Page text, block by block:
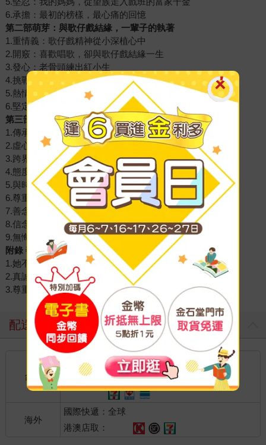
6.承擔：最初的榜樣，最心痛的回憶
第二部萌芽：與歌仔戲結緣，一輩子的執著
1.重情義：歌仔戲精神從小深植心中
2.開竅：喜歡唱歌，卻與歌仔戲結緣一生
3.發心：老骨頭練出紅小生
4.挑戰：賠錢生意，我做！
5.熱情：我決定「嫁給」歌仔戲
6.堅定：異於常人的表演者
第三部盛開：左手創新，右手傳統，拚出一片天
1.傳承：老師兩字，是我一生的功課
2.虛心學習：東方演員與西方劇場的偶遇
3.跨界：勇於創新，跳出傳統框架
4.態度：讓戲劇成為可以帶走的影響力
5.與時俱進：回顧過往，珍惜現在，共創未來
6.尊重生命：毛小孩也是親親家人
7.善念：體悟生命，發願終生茹素
8.信念：以戲弘法，堅定道心
9.無悔：媽媽是我的天，歌仔戲團是我的地
附錄 善緣：親友眼中的唐美雲
1.她不是小生，她是女超人
2.真誠照顧身邊每個人的大家長
3.尊重專業，齊心打造歌仔戲品牌
配送方式
台灣
國內宅配：本島、離島
到店取貨：
不限金額免運費
海外
國際快遞：全球
港澳店取：